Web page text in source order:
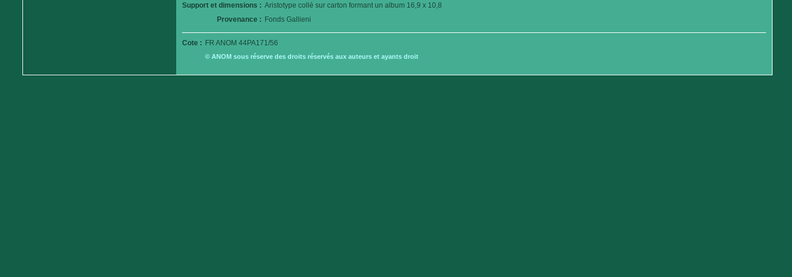
Support et dimensions : Aristotype collé sur carton formant un album 16,9 x 10,8
Provenance : Fonds Gallieni
Cote : FR ANOM 44PA171/56
© ANOM sous réserve des droits réservés aux auteurs et ayants droit